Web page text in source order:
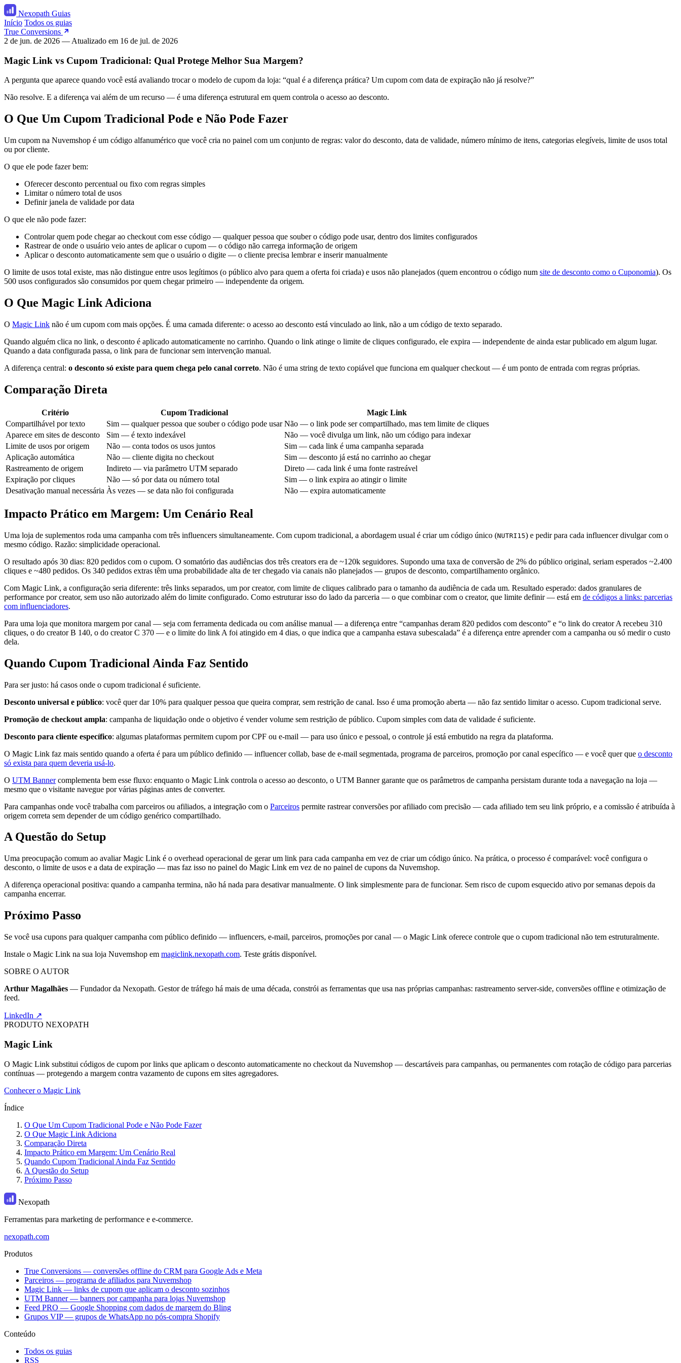
Nexopath Guias
Início Todos os guias
True Conversions
2 de jun. de 2026 — Atualizado em 16 de jul. de 2026
Magic Link vs Cupom Tradicional: Qual Protege Melhor Sua Margem?
A pergunta que aparece quando você está avaliando trocar o modelo de cupom da loja: “qual é a diferença prática? Um cupom com data de expiração não já resolve?”
Não resolve. E a diferença vai além de um recurso — é uma diferença estrutural em quem controla o acesso ao desconto.
O Que Um Cupom Tradicional Pode e Não Pode Fazer
Um cupom na Nuvemshop é um código alfanumérico que você cria no painel com um conjunto de regras: valor do desconto, data de validade, número mínimo de itens, categorias elegíveis, limite de usos total
ou por cliente.
O que ele pode fazer bem:
Oferecer desconto percentual ou fixo com regras simples
Limitar o número total de usos
Definir janela de validade por data
O que ele não pode fazer:
Controlar quem pode chegar ao checkout com esse código — qualquer pessoa que souber o código pode usar, dentro dos limites configurados
Rastrear de onde o usuário veio antes de aplicar o cupom — o código não carrega informação de origem
Aplicar o desconto automaticamente sem que o usuário o digite — o cliente precisa lembrar e inserir manualmente
O limite de usos total existe, mas não distingue entre usos legítimos (o público alvo para quem a oferta foi criada) e usos não planejados (quem encontrou o código num site de desconto como o Cuponomia). Os
500 usos configurados são consumidos por quem chegar primeiro — independente da origem.
O Que Magic Link Adiciona
O Magic Link não é um cupom com mais opções. É uma camada diferente: o acesso ao desconto está vinculado ao link, não a um código de texto separado.
Quando alguém clica no link, o desconto é aplicado automaticamente no carrinho. Quando o link atinge o limite de cliques configurado, ele expira — independente de ainda estar publicado em algum lugar.
Quando a data configurada passa, o link para de funcionar sem intervenção manual.
A diferença central: o desconto só existe para quem chega pelo canal correto. Não é uma string de texto copiável que funciona em qualquer checkout — é um ponto de entrada com regras próprias.
Comparação Direta
Critério Cupom Tradicional
Magic Link
Compartilhável por texto
Sim — qualquer pessoa que souber o código pode usar Não — o link pode ser compartilhado, mas tem limite de cliques
Aparece em sites de desconto
Sim — é texto indexável
Não — você divulga um link, não um código para indexar
Limite de usos por origem
Não — conta todos os usos juntos
Sim — cada link é uma campanha separada
Aplicação automática
Não — cliente digita no checkout
Sim — desconto já está no carrinho ao chegar
Rastreamento de origem
Indireto — via parâmetro UTM separado
Direto — cada link é uma fonte rastreável
Expiração por cliques
Não — só por data ou número total
Sim — o link expira ao atingir o limite
Desativação manual necessária Às vezes — se data não foi configurada Não — expira automaticamente
Impacto Prático em Margem: Um Cenário Real
Uma loja de suplementos roda uma campanha com três influencers simultaneamente. Com cupom tradicional, a abordagem usual é criar um código único (NUTRI15) e pedir para cada influencer divulgar com o
mesmo código. Razão: simplicidade operacional.
O resultado após 30 dias: 820 pedidos com o cupom. O somatório das audiências dos três creators era de ~120k seguidores. Supondo uma taxa de conversão de 2% do público original, seriam esperados ~2.400
cliques e ~480 pedidos. Os 340 pedidos extras têm uma probabilidade alta de ter chegado via canais não planejados — grupos de desconto, compartilhamento orgânico.
Com Magic Link, a configuração seria diferente: três links separados, um por creator, com limite de cliques calibrado para o tamanho da audiência de cada um. Resultado esperado: dados granulares de
performance por creator, sem uso não autorizado além do limite configurado. Como estruturar isso do lado da parceria — o que combinar com o creator, que limite definir — está em de códigos a links: parcerias
com influenciadores.
Para uma loja que monitora margem por canal — seja com ferramenta dedicada ou com análise manual — a diferença entre “campanhas deram 820 pedidos com desconto” e “o link do creator A recebeu 310
cliques, o do creator B 140, o do creator C 370 — e o limite do link A foi atingido em 4 dias, o que indica que a campanha estava subescalada” é a diferença entre aprender com a campanha ou só medir o custo
dela.
Quando Cupom Tradicional Ainda Faz Sentido
Para ser justo: há casos onde o cupom tradicional é suficiente.
Desconto universal e público: você quer dar 10% para qualquer pessoa que queira comprar, sem restrição de canal. Isso é uma promoção aberta — não faz sentido limitar o acesso. Cupom tradicional serve.
Promoção de checkout ampla: campanha de liquidação onde o objetivo é vender volume sem restrição de público. Cupom simples com data de validade é suficiente.
Desconto para cliente específico: algumas plataformas permitem cupom por CPF ou e-mail — para uso único e pessoal, o controle já está embutido na regra da plataforma.
O Magic Link faz mais sentido quando a oferta é para um público definido — influencer collab, base de e-mail segmentada, programa de parceiros, promoção por canal específico — e você quer que o desconto
só exista para quem deveria usá-lo.
O UTM Bannercomplementa bem esse fluxo: enquanto o Magic Link controla o acesso ao desconto, o UTM Banner garante que os parâmetros de campanha persistam durante toda a navegação na loja —
mesmo que o visitante navegue por várias páginas antes de converter.
Para campanhas onde você trabalha com parceiros ou afiliados, a integração com o Parceiros permite rastrear conversões por afiliado com precisão — cada afiliado tem seu link próprio, e a comissão é atribuída à
origem correta sem depender de um código genérico compartilhado.
A Questão do Setup
Uma preocupação comum ao avaliar Magic Link é o overhead operacional de gerar um link para cada campanha em vez de criar um código único. Na prática, o processo é comparável: você configura o
desconto, o limite de usos e a data de expiração — mas faz isso no painel do Magic Link em vez de no painel de cupons da Nuvemshop.
A diferença operacional positiva: quando a campanha termina, não há nada para desativar manualmente. O link simplesmente para de funcionar. Sem risco de cupom esquecido ativo por semanas depois da
campanha encerrar.
Próximo Passo
Se você usa cupons para qualquer campanha com público definido — influencers, e-mail, parceiros, promoções por canal — o Magic Link oferece controle que o cupom tradicional não tem estruturalmente.
Instale o Magic Link na sua loja Nuvemshop em magiclink.nexopath.com. Teste grátis disponível.
SOBRE O AUTOR
Arthur Magalhães — Fundador da Nexopath. Gestor de tráfego há mais de uma década, constrói as ferramentas que usa nas próprias campanhas: rastreamento server-side, conversões offline e otimização de
feed.
LinkedIn ↗
PRODUTO NEXOPATH
Magic Link
O Magic Link substitui códigos de cupom por links que aplicam o desconto automaticamente no checkout da Nuvemshop — descartáveis para campanhas, ou permanentes com rotação de código para parcerias
contínuas — protegendo a margem contra vazamento de cupons em sites agregadores.
Conhecer o Magic Link
Índice
O Que Um Cupom Tradicional Pode e Não Pode Fazer
O Que Magic Link Adiciona
Comparação Direta
Impacto Prático em Margem: Um Cenário Real
Quando Cupom Tradicional Ainda Faz Sentido
A Questão do Setup
Próximo Passo
Nexopath
Ferramentas para marketing de performance e e-commerce.
nexopath.com
Produtos
True Conversions — conversões offline do CRM para Google Ads e Meta
Parceiros — programa de afiliados para Nuvemshop
Magic Link — links de cupom que aplicam o desconto sozinhos
UTM Banner — banners por campanha para lojas Nuvemshop
Feed PRO — Google Shopping com dados de margem do Bling
Grupos VIP — grupos de WhatsApp no pós-compra Shopify
Conteúdo
Todos os guias
RSS